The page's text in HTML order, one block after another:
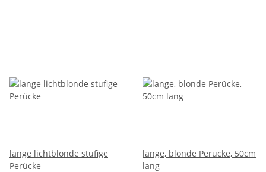
lange lichtblonde stufige
Perücke
lange, blonde Perücke, 50cm
lang